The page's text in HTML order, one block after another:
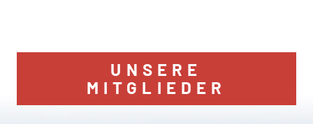
UNSERE
MITGLIEDER